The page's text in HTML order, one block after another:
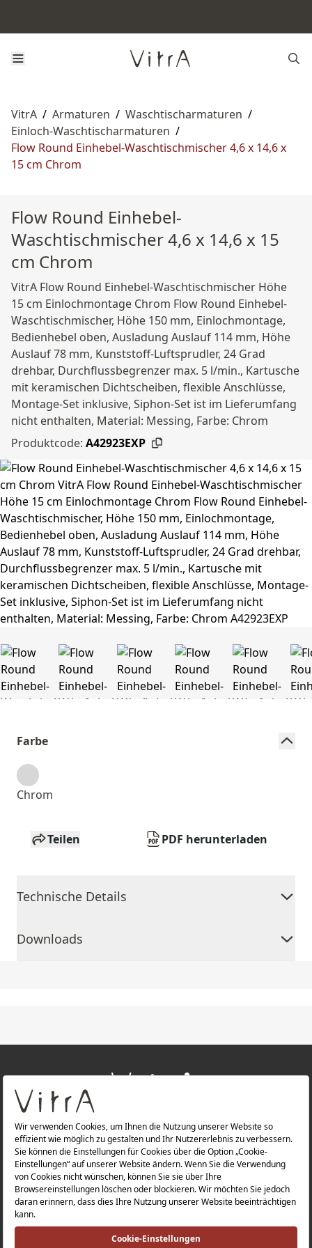
VitrA / Armaturen / Waschtischarmaturen /
Einloch-Waschtischarmaturen /
Flow Round Einhebel-Waschtischmischer 4,6 x 14,6 x
15 cm Chrom
Flow Round Einhebel-
Waschtischmischer 4,6 x 14,6 x 15
cm Chrom
VitrA Flow Round Einhebel-Waschtischmischer Höhe
15 cm Einlochmontage Chrom Flow Round Einhebel-
Waschtischmischer, Höhe 150 mm, Einlochmontage,
Bedienhebel oben, Ausladung Auslauf 114 mm, Höhe
Auslauf 78 mm, Kunststoff-Luftsprudler, 24 Grad
drehbar, Durchflussbegrenzer max. 5 l/min., Kartusche
mit keramischen Dichtscheiben, flexible Anschlüsse,
Montage-Set inklusive, Siphon-Set ist im Lieferumfang
nicht enthalten, Material: Messing, Farbe: Chrom
Produktcode: A42923EXP
Farbe
Chrom
Teilen PDF herunterladen
Technische Details
Downloads
ÜBER UNS
PRODUKTE